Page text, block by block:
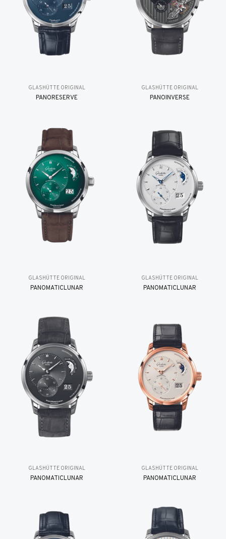
GLASHÜTTE ORIGINAL
PANORESERVE
GLASHÜTTE ORIGINAL
PANOINVERSE
GLASHÜTTE ORIGINAL
PANOMATICLUNAR
GLASHÜTTE ORIGINAL
PANOMATICLUNAR
GLASHÜTTE ORIGINAL
PANOMATICLUNAR
GLASHÜTTE ORIGINAL
PANOMATICLUNAR